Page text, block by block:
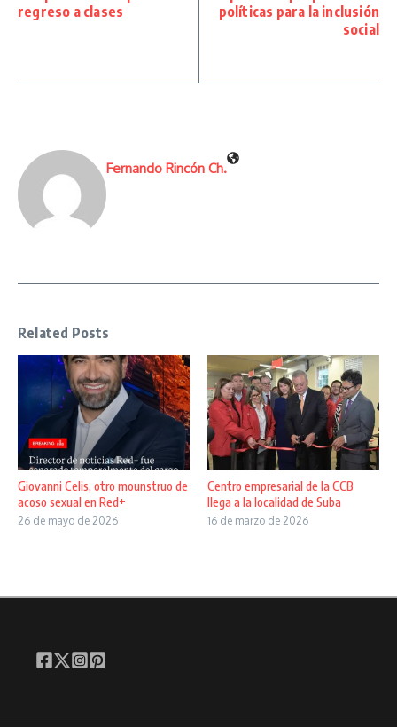
regreso a clases
políticas para la inclusión
social
Fernando Rincón Ch.
Related Posts
Giovanni Celis, otro mounstruo de
acoso sexual en Red+
26 de mayo de 2026
Centro empresarial de la CCB
llega a la localidad de Suba
16 de marzo de 2026